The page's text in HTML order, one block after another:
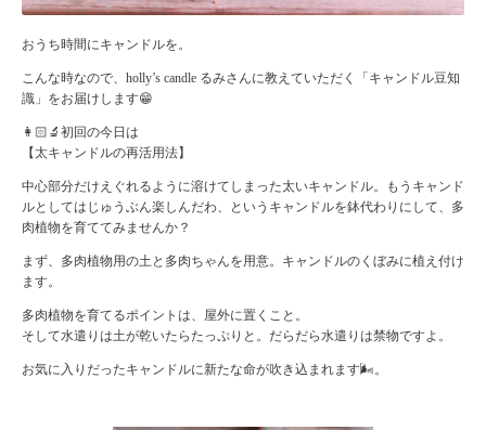
おうち時間にキャンドルを。
こんな時なので、holly’s candle るみさんに教えていただく「キャンドル豆知
識」をお届けします😁
👩🏻‍🔬初回の今日は
【太キャンドルの再活用法】
中心部分だけえぐれるように溶けてしまった太いキャンドル。もうキャンド
ルとしてはじゅうぶん楽しんだわ、というキャンドルを鉢代わりにして、多
肉植物を育ててみませんか？
まず、多肉植物用の土と多肉ちゃんを用意。キャンドルのくぼみに植え付け
ます。
多肉植物を育てるポイントは、屋外に置くこと。
そして水遣りは土が乾いたらたっぷりと。だらだら水遣りは禁物ですよ。
お気に入りだったキャンドルに新たな命が吹き込まれます🌬。